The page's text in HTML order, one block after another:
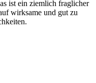
ist ein ziemlich fraglicher
wirksame und gut zu